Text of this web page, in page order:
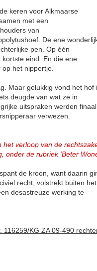
keren voor Alkmaarse
met een
van
De ene
pen. Op één
eind. En die ene
het nippertje.
Maar gelukkig vond het hof
deugde van wat ze in
uitspraken werden finaal
verwezen.
het verloop van de
onder de rubriek 'Beter
de kroon, want daarin
recht, volstrekt buiten het
desastreuze werking te
KG ZA 09-490